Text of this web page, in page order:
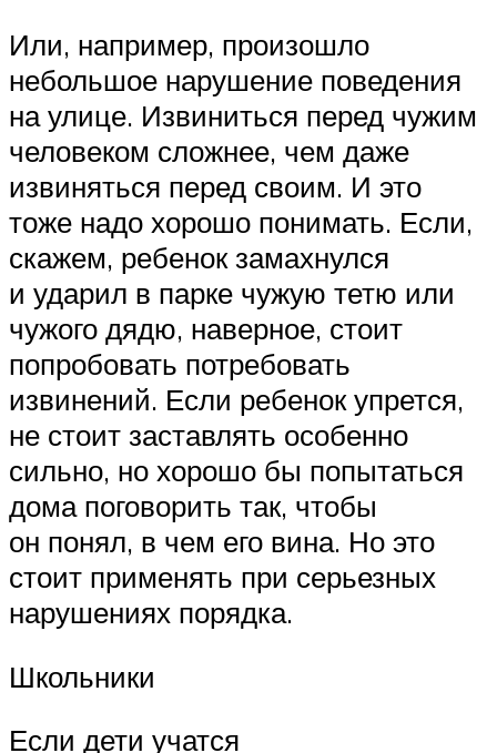
Или, например, произошло
небольшое нарушение поведения
на улице. Извиниться перед чужим
человеком сложнее, чем даже
извиняться перед своим. И это
тоже надо хорошо понимать. Если,
скажем, ребенок замахнулся
и ударил в парке чужую тетю или
чужого дядю, наверное, стоит
попробовать потребовать
извинений. Если ребенок упрется,
не стоит заставлять особенно
сильно, но хорошо бы попытаться
дома поговорить так, чтобы
он понял, в чем его вина. Но это
стоит применять при серьезных
нарушениях порядка.
Школьники
Если дети учатся